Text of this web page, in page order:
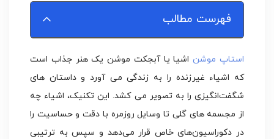
فهرست مطالب
استاپ موشناشیا یا آبجکت موشن یک هنر جذاب است
که اشیاء غیرزنده را به زندگی می آورد و داستان‌ های
شگفت‌انگیزی را به تصویر می‌ کشد. این تکنیک، اشیاء چه
از مجسمه‌ های گلی تا وسایل روزمره با دقت و حساسیت را
در دکوراسیون‌های خاص قرار می‌دهد و سپس به ترتیبی